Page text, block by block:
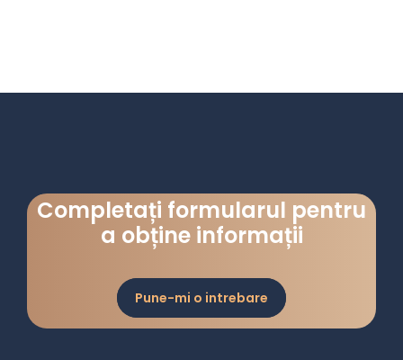
Completați formularul pentru
a obține informații
Pune-mi o intrebare